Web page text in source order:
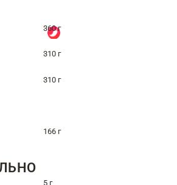
360 г
310 г
310 г
166 г
5 г